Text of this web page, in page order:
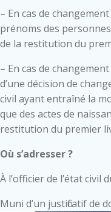
– En cas de
prénoms des
de la restitution du
– En cas de
d’une décision de
civil ayant entraîné la
que des actes de
restitution du premier
Où s’adresser ?
À l’officier de l’état civil
Muni d’un justificatif de